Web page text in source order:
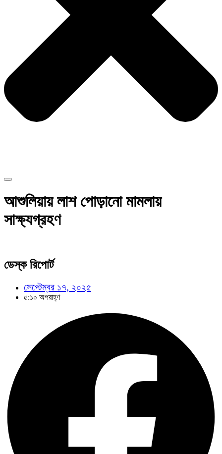
আশুলিয়ায় লাশ পোড়ানো মামলায়
সাক্ষ্যগ্রহণ
ডেস্ক রিপোর্ট
সেপ্টেম্বর ১৭, ২০২৫
৫:১০ অপরাহ্ণ